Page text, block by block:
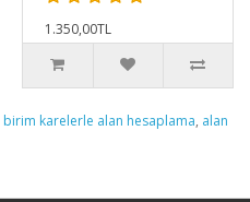
1.350,00TL
birim karelerle alan hesaplama, alan